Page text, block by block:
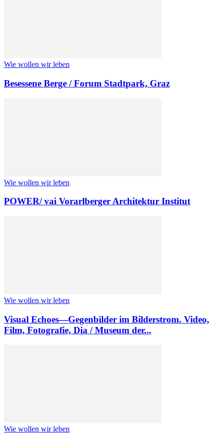
Wie wollen wir leben
Besessene Berge / Forum Stadtpark, Graz
Wie wollen wir leben
POWER/ vai Vorarlberger Architektur Institut
Wie wollen wir leben
Visual Echoes—Gegenbilder im Bilderstrom. Video,
Film, Fotografie, Dia / Museum der...
Wie wollen wir leben